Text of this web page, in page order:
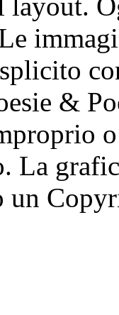
&
La
un